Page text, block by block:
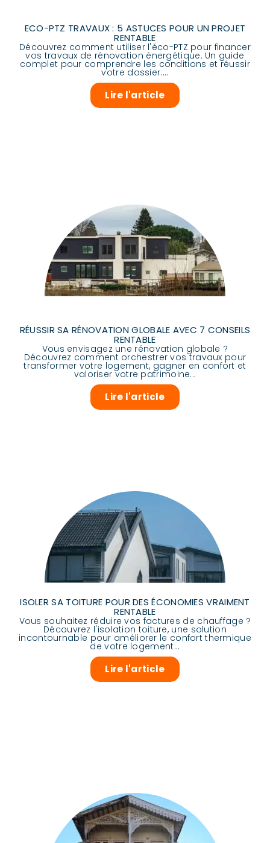
ECO-PTZ TRAVAUX : 5 ASTUCES POUR UN PROJET
RENTABLE
Découvrez comment utiliser l'éco-PTZ pour financer
vos travaux de rénovation énergétique. Un guide
complet pour comprendre les conditions et réussir
votre dossier....
Lire l'article
RÉUSSIR SA RÉNOVATION GLOBALE AVEC 7 CONSEILS
RENTABLE
Vous envisagez une rénovation globale ?
Découvrez comment orchestrer vos travaux pour
transformer votre logement, gagner en confort et
valoriser votre patrimoine...
Lire l'article
ISOLER SA TOITURE POUR DES ÉCONOMIES VRAIMENT
RENTABLE
Vous souhaitez réduire vos factures de chauffage ?
Découvrez l'isolation toiture, une solution
incontournable pour améliorer le confort thermique
de votre logement...
Lire l'article